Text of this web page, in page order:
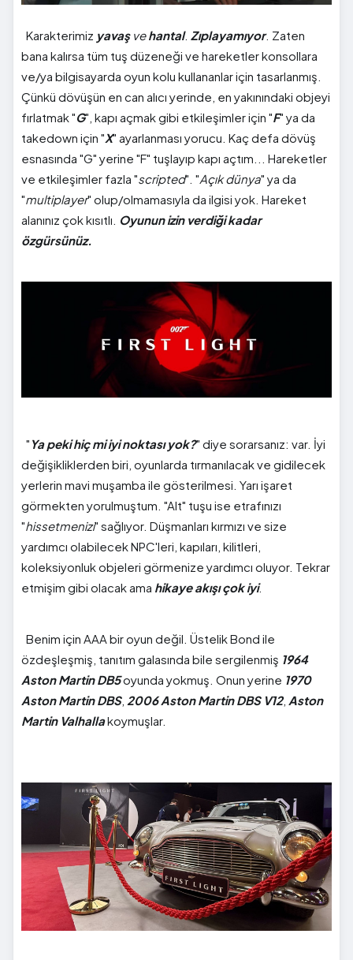
Karakterimiz yavaş vehantal. Zıplayamıyor. Zaten
bana kalırsa tüm tuş düzeneği ve hareketler konsollara
ve/ya bilgisayarda oyun kolu kullananlar için tasarlanmış.
Çünkü dövüşün en can alıcı yerinde, en yakınındaki objeyi
fırlatmak "G", kapı açmak gibi etkileşimler için "F" ya da
takedown için "X" ayarlanması yorucu. Kaç defa dövüş
esnasında "G" yerine "F" tuşlayıp kapı açtım... Hareketler
ve etkileşimler fazla "scripted". "Açık dünya" ya da
"multiplayer" olup/olmamasıyla da ilgisi yok. Hareket
alanınız çok kısıtlı. Oyunun izin verdiği kadar
özgürsünüz.
" Ya peki hiç mi iyi noktası yok?" diye sorarsanız: var. İyi
değişikliklerden biri, oyunlarda tırmanılacak ve gidilecek
yerlerin mavi muşamba ile gösterilmesi. Yarı işaret
görmekten yorulmuştum. "Alt" tuşu ise etrafınızı
"hissetmenizi" sağlıyor. Düşmanları kırmızı ve size
yardımcı olabilecek NPC'leri, kapıları, kilitleri,
koleksiyonluk objeleri görmenize yardımcı oluyor. Tekrar
etmişim gibi olacak ama hikaye akışı çok iyi.
Benim için AAA bir oyun değil. Üstelik Bond ile
özdeşleşmiş, tanıtım galasında bile sergilenmiş 1964
Aston Martin DB5oyunda yokmuş. Onun yerine 1970
Aston Martin DBS, 2006 Aston Martin DBS V12, Aston
Martin Valhallakoymuşlar.